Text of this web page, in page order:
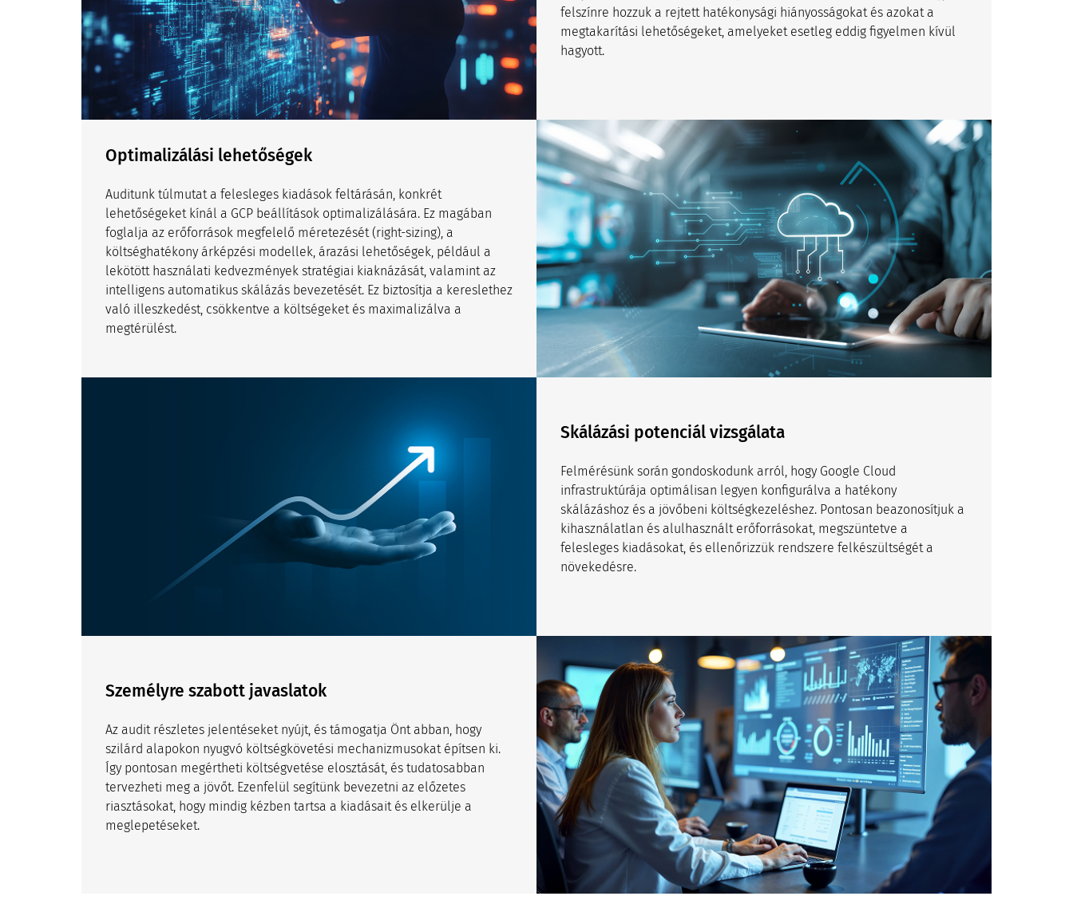
felszínre hozzuk a rejtett hatékonysági hiányosságokat és azokat a
megtakarítási lehetőségeket, amelyeket esetleg eddig figyelmen kívül
hagyott.
Optimalizálási lehetőségek
Auditunk túlmutat a felesleges kiadások feltárásán, konkrét
lehetőségeket kínál a GCP beállítások optimalizálására. Ez magában
foglalja az erőforrások megfelelő méretezését (right-sizing), a
költséghatékony árképzési modellek, árazási lehetőségek, például a
lekötött használati kedvezmények stratégiai kiaknázását, valamint az
intelligens automatikus skálázás bevezetését. Ez biztosítja a kereslethez
való illeszkedést, csökkentve a költségeket és maximalizálva a
megtérülést.
Skálázási potenciál vizsgálata
Felmérésünk során gondoskodunk arról, hogy Google Cloud
infrastruktúrája optimálisan legyen konfigurálva a hatékony
skálázáshoz és a jövőbeni költségkezeléshez. Pontosan beazonosítjuk a
kihasználatlan és alulhasznált erőforrásokat, megszüntetve a
felesleges kiadásokat, és ellenőrizzük rendszere felkészültségét a
növekedésre.
Személyre szabott javaslatok
Az audit részletes jelentéseket nyújt, és támogatja Önt abban, hogy
szilárd alapokon nyugvó költségkövetési mechanizmusokat építsen ki.
Így pontosan megértheti költségvetése elosztását, és tudatosabban
tervezheti meg a jövőt. Ezenfelül segítünk bevezetni az előzetes
riasztásokat, hogy mindig kézben tartsa a kiadásait és elkerülje a
meglepetéseket.